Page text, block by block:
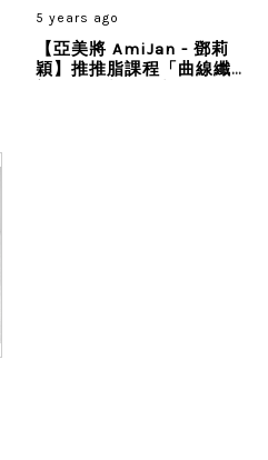
5 years ago
【亞美將 AmiJan - 鄧莉
穎】推推脂課程「曲線纖體